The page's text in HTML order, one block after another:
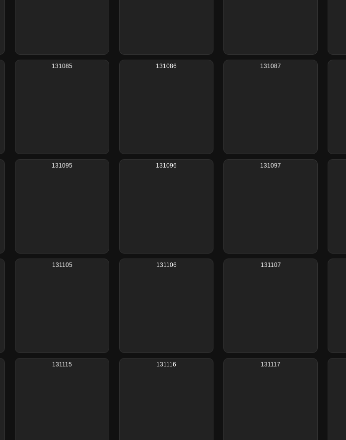
131085 131086 131087
131095 131096 131097
131105 131106 131107
131115 131116 131117